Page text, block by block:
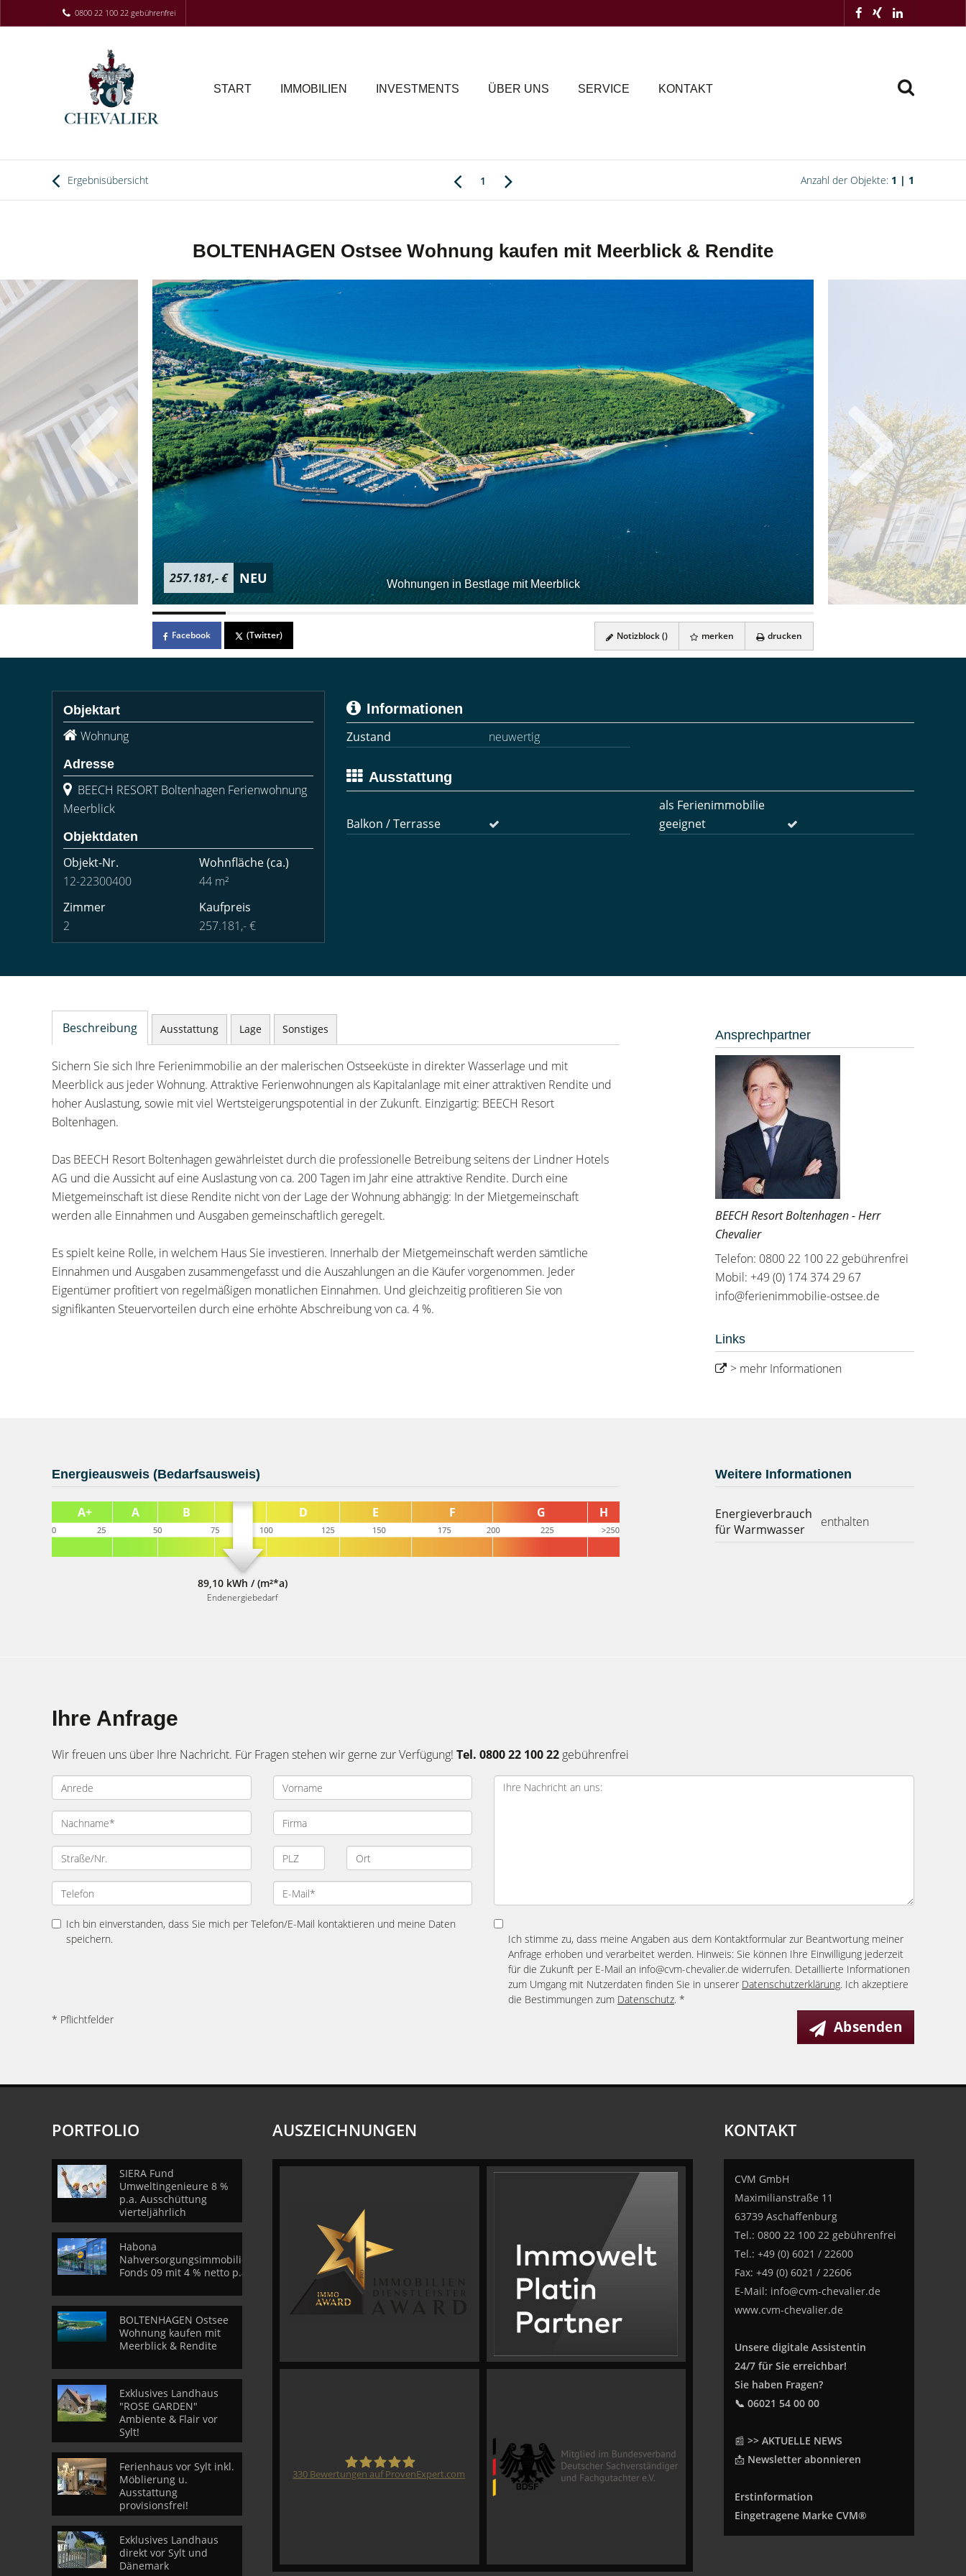
0800 22 100 22 gebührenfrei
START IMMOBILIEN INVESTMENTS ÜBER UNS SERVICE KONTAKT
Ergebnisübersicht 1 Anzahl der Objekte: 1 | 1
BOLTENHAGEN Ostsee Wohnung kaufen mit Meerblick & Rendite
Wohnungen in Bestlage mit Meerblick
257.181,- € NEU
Facebook (Twitter) Notizblock () merken drucken
Objektart
Wohnung
Adresse
BEECH RESORT Boltenhagen Ferienwohnung
Meerblick
Objektdaten
Objekt-Nr.
12-22300400
Wohnfläche(ca.)
44 m²
Zimmer
2
Kaufpreis
257.181,- €
Informationen
Zustand
neuwertig
Ausstattung
Balkon / Terrasse
als Ferienimmobilie
geeignet
Beschreibung Ausstattung Lage Sonstiges
Sichern Sie sich Ihre Ferienimmobilie an der malerischen Ostseeküste in direkter Wasserlage und mit
Meerblick aus jeder Wohnung. Attraktive Ferienwohnungen als Kapitalanlage mit einer attraktiven Rendite und
hoher Auslastung, sowie mit viel Wertsteigerungspotential in der Zukunft. Einzigartig: BEECH Resort
Boltenhagen.
Das BEECH Resort Boltenhagen gewährleistet durch die professionelle Betreibung seitens der Lindner Hotels
AG und die Aussicht auf eine Auslastung von ca. 200 Tagen im Jahr eine attraktive Rendite. Durch eine
Mietgemeinschaft ist diese Rendite nicht von der Lage der Wohnung abhängig: In der Mietgemeinschaft
werden alle Einnahmen und Ausgaben gemeinschaftlich geregelt.
Es spielt keine Rolle, in welchem Haus Sie investieren. Innerhalb der Mietgemeinschaft werden sämtliche
Einnahmen und Ausgaben zusammengefasst und die Auszahlungen an die Käufer vorgenommen. Jeder
Eigentümer profitiert von regelmäßigen monatlichen Einnahmen. Und gleichzeitig profitieren Sie von
signifikanten Steuervorteilen durch eine erhöhte Abschreibung von ca. 4 %.
Ansprechpartner
BEECH Resort Boltenhagen - Herr
Chevalier
Telefon: 0800 22 100 22 gebührenfrei
Mobil: +49 (0) 174 374 29 67
info@ferienimmobilie-ostsee.de
Links
> mehr Informationen
Energieausweis (Bedarfsausweis)
89,10 kWh / (m²*a)
Endenergiebedarf
Weitere Informationen
Energieverbrauch
für Warmwasser
enthalten
Ihre Anfrage
Wir freuen uns über Ihre Nachricht. Für Fragen stehen wir gerne zur Verfügung! Tel. 0800 22 100 22 gebührenfrei
Ich bin einverstanden, dass Sie mich per Telefon/E-Mail kontaktieren und meine Daten
speichern.
Ich stimme zu, dass meine Angaben aus dem Kontaktformular zur Beantwortung meiner
Anfrage erhoben und verarbeitet werden. Hinweis: Sie können Ihre Einwilligung jederzeit
für die Zukunft per E-Mail an info@cvm-chevalier.de widerrufen. Detaillierte Informationen
zum Umgang mit Nutzerdaten finden Sie in unserer Datenschutzerklärung. Ich akzeptiere
die Bestimmungen zum Datenschutz. *
* Pflichtfelder
Absenden
PORTFOLIO
SIERA Fund
Umweltingenieure 8 %
p.a. Ausschüttung
vierteljährlich
Habona
Nahversorgungsimmobilien
Fonds 09 mit 4 % netto p.a.
BOLTENHAGEN Ostsee
Wohnung kaufen mit
Meerblick & Rendite
Exklusives Landhaus
"ROSE GARDEN"
Ambiente & Flair vor
Sylt!
Ferienhaus vor Sylt inkl.
Möblierung u.
Ausstattung
provisionsfrei!
Exklusives Landhaus
direkt vor Sylt und
Dänemark
AUSZEICHNUNGEN
330 Bewertungen auf ProvenExpert.com
KONTAKT
CVM GmbH
Maximilianstraße 11
63739 Aschaffenburg
Tel.: 0800 22 100 22 gebührenfrei
Tel.: +49 (0) 6021 / 22600
Fax: +49 (0) 6021 / 22606
E-Mail: info@cvm-chevalier.de
www.cvm-chevalier.de
Unsere digitale Assistentin
24/7 für Sie erreichbar!
Sie haben Fragen?
📞 06021 54 00 00
📰 >> AKTUELLE NEWS
📩 Newsletter abonnieren
Erstinformation
Eingetragene Marke CVM®